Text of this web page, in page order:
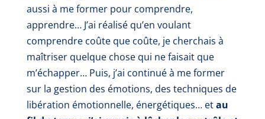
aussi à me former pour comprendre,
apprendre… J’ai réalisé qu’en voulant
comprendre coûte que coûte, je cherchais à
maîtriser quelque chose qui ne faisait que
m’échapper… Puis, j’ai continué à me former
sur la gestion des émotions, des techniques de
libération émotionnelle, énergétiques… etau